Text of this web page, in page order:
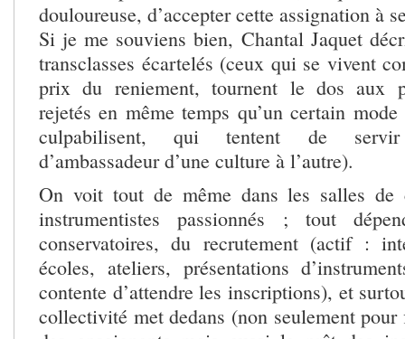
douloureuse, d’accepter cette assignation à
Si je me souviens bien, Chantal Jaquet
transclasses écartelés (ceux qui se vivent
prix du reniement, tournent le dos aux
rejetés en même temps qu’un certain
culpabilisent, qui tentent de servir
d’ambassadeur d’une culture à l’autre).
On voit tout de même dans les salles de
instrumentistes passionnés ; tout
conservatoires, du recrutement (actif :
écoles, ateliers, présentations
contente d’attendre les inscriptions), et
collectivité met dedans (non seulement pour